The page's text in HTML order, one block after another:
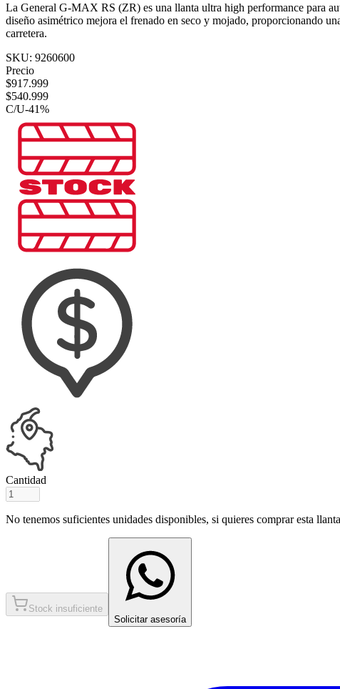
La General G-MAX RS (ZR) es una llanta ultra high performance para
diseño asimétrico mejora el frenado en seco y mojado, proporcionando
carretera.
SKU: 9260600
Precio
$917.999
$540.999
C/U-41%
Cantidad
No tenemos suficientes unidades disponibles, si quieres comprar esta
Stock insuficiente
Solicitar asesoría